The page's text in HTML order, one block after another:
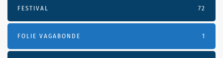
FESTIVAL 72
FOLIE VAGABONDE 1